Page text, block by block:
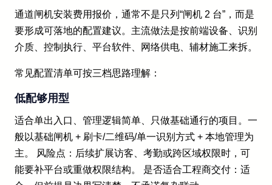
通道闸机安装费用报价，通常不是只列“闸机 2 台”，而是
要形成可落地的配置建议。主流做法是按前端设备、识别
介质、控制执行、平台软件、网络供电、辅材施工来拆。
常见配置清单可按三档思路理解：
低配够用型
适合单出入口、管理逻辑简单、只做基础通行的项目。一
般以基础闸机 + 刷卡/二维码/单一识别方式 + 本地管理为
主。 风险点：后续扩展访客、考勤或跨区域权限时，可
能要补平台或重做权限结构。 是否适合工程商交付：适